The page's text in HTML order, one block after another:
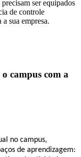
ser equipados
de controle
sua empresa.
campus com a
no campus,
de aprendizagem: